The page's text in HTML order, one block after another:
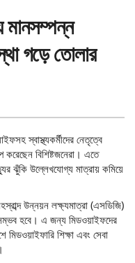
মানসম্পন্ন
গড়ে তোলার
স্বাস্থ্যকর্মীদের নেতৃত্বে
বিশিষ্টজনেরা। এতে
ঝুঁকি উল্লেখযোগ্য মাত্রায় কমিয়ে
উন্নয়ন লক্ষ্যমাত্রা (এসডিজি)
হবে। এ জন্য মিডওয়াইফদের
শিক্ষা এবং সেবা